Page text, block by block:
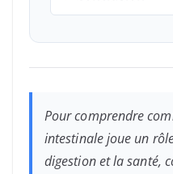
Pour comprendre
intestinale joue un
digestion et la santé,